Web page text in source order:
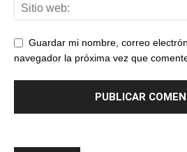
Guardar mi nombre, correo
navegador la próxima vez que